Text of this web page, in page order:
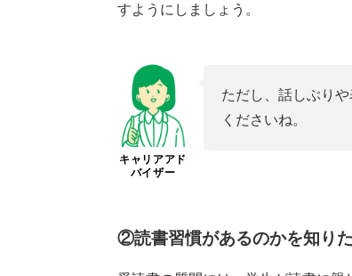
すようにしましょう。
キャリアアド
バイザー
ただし、話しぶり
くださいね。
②読書習慣があるのかを知り